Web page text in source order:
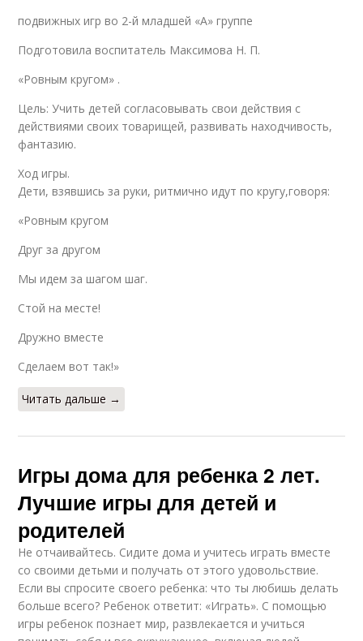
подвижных игр во 2-й младшей «А» группе
Подготовила воспитатель Максимова Н. П.
«Ровным кругом» .
Цель: Учить детей согласовывать свои действия с
действиями своих товарищей, развивать находчивость,
фантазию.
Ход игры.
Дети, взявшись за руки, ритмично идут по кругу,говоря:
«Ровным кругом
Друг за другом
Мы идем за шагом шаг.
Стой на месте!
Дружно вместе
Сделаем вот так!»
Читать дальше →
Игры дома для ребенка 2 лет.
Лучшие игры для детей и
родителей
Не отчаивайтесь. Сидите дома и учитесь играть вместе
со своими детьми и получать от этого удовольствие.
Если вы спросите своего ребенка: что ты любишь делать
больше всего? Ребенок ответит: «Играть». С помощью
игры ребенок познает мир, развлекается и учиться